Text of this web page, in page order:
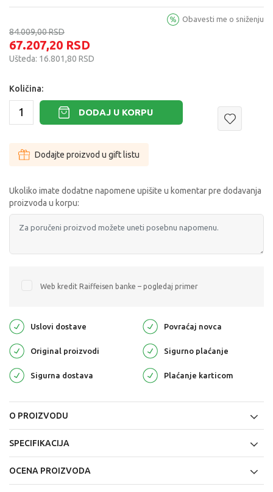
84.009,00RSD
67.207,20 RSD
Ušteda: 16.801,80 RSD
Obavesti me o sniženju
Količina:
DODAJ U KORPU
Dodajte proizvod u gift listu
Ukoliko imate dodatne napomene upišite u komentar pre dodavanja
proizvoda u korpu:
Web kredit Raiffeisen banke – pogledaj primer
Uslovi dostave Povraćaj novca
Original proizvodi Sigurno plaćanje
Sigurna dostava Plaćanje karticom
O PROIZVODU
SPECIFIKACIJA
OCENA PROIZVODA